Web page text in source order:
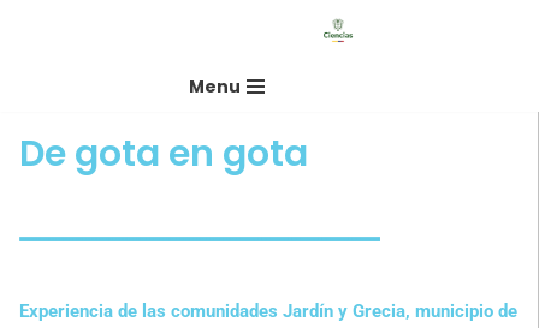
Menu
De gota en gota
Experiencia de las comunidades Jardín y Grecia, municipio de